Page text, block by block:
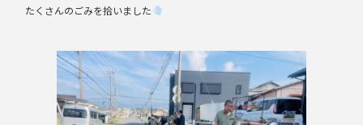
たくさんのごみを拾いました